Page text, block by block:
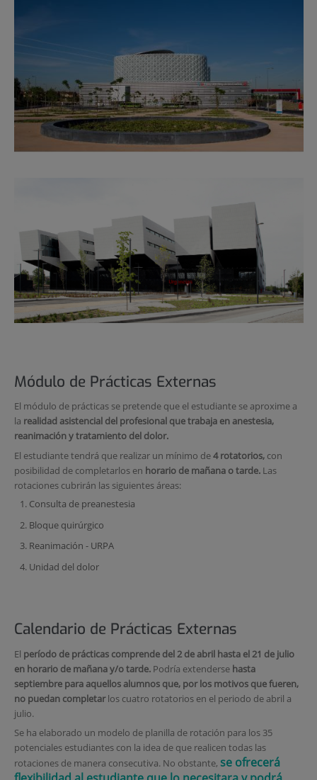
Módulo de Prácticas Externas
El módulo de prácticas se pretende que el estudiante se aproxime a
la realidad asistencial del profesional que trabaja en anestesia,
reanimación y tratamiento del dolor.
El estudiante tendrá que realizar un mínimo de4 rotatorios,con
posibilidad de completarlos en horario de mañana o tarde.Las
rotaciones cubrirán las siguientes áreas:
Consulta de preanestesia
Bloque quirúrgico
Reanimación - URPA
Unidad del dolor
Calendario de Prácticas Externas
El período de prácticas comprende del 2 de abril hasta el 21 de julio
en horario de mañana y/o tarde.Podría extenderse hasta
septiembre para aquellos alumnos que, por los motivos que fueren,
no puedan completarlos cuatro rotatorios en el periodo de abril a
julio.
Se ha elaborado un modelo de planilla de rotación para los 35
potenciales estudiantes con la idea de que realicen todas las
rotaciones de manera consecutiva. No obstante, se ofrecerá